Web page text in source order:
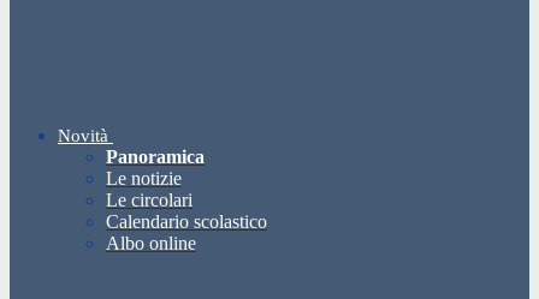
Novità
Panoramica
Le notizie
Le circolari
Calendario scolastico
Albo online